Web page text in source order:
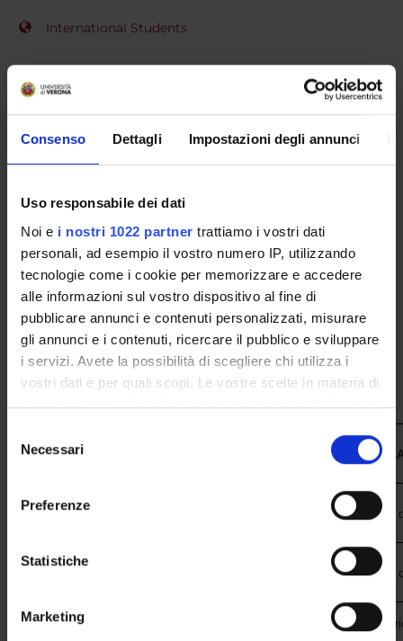
Consenso Dettagli Impostazioni degli annunci
Uso responsabile dei dati
Noi e i nostri 1022 partner trattiamo i vostri dati
personali, ad esempio il vostro numero IP, utilizzando
tecnologie come i cookie per memorizzare e accedere
alle informazioni sul vostro dispositivo al fine di
pubblicare annunci e contenuti personalizzati, misurare
gli annunci e i contenuti, ricercare il pubblico e sviluppare
i servizi. Avete la possibilità di scegliere chi utilizza i
vostri dati e per quali scopi. Le vostre scelte in materia di
privacy sono applicabili solo su questa proprietà digitale
modificare o revocare il proprio consenso in qualsiasi
momento dalla Dichiarazione sui cookie o facendo clic
raccogliere informazioni sulla tua posizione
geografica, con un'approssimazione di qualche
Identificare il tuo dispositivo, scansionandolo
delNecessari
Preferenze
Statistiche
Marketing
International Students
OFFERTA FORMATIVA
SEMESTRE FILTRO
POST LAUREA
Azienda Ospedaliera Universitaria
Policlinico "G.B. Rossi" - U.O.
Ospedale di Conegliano - U.O.
Ospedale "S. Maria della